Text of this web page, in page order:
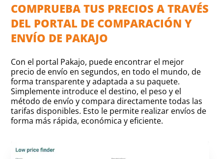
COMPRUEBA TUS PRECIOS A TRAVÉS
DEL PORTAL DE COMPARACIÓN Y
ENVÍO DE PAKAJO
Con el portal Pakajo, puede encontrar el mejor
precio de envío en segundos, en todo el mundo, de
forma transparente y adaptada a su paquete.
Simplemente introduce el destino, el peso y el
método de envío y compara directamente todas las
tarifas disponibles. Esto le permite realizar envíos de
forma más rápida, económica y eficiente.